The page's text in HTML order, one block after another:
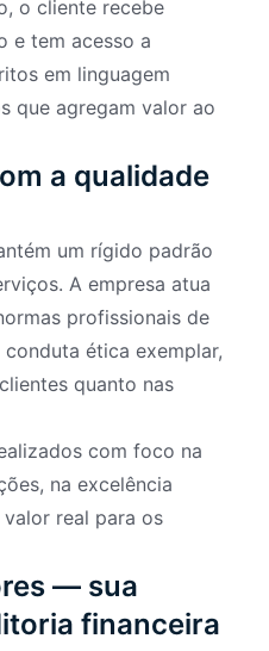
o cliente recebe
e tem acesso a
em linguagem
que agregam valor ao
a qualidade
um rígido padrão
A empresa atua
profissionais de
ética exemplar,
quanto nas
com foco na
na excelência
real para os
— sua
financeira